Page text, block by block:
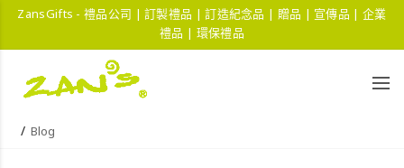
ZansGifts - 禮品公司 | 訂製禮品 | 訂造紀念品 | 贈品 | 宣傳品 | 企業
禮品 | 環保禮品
Blog